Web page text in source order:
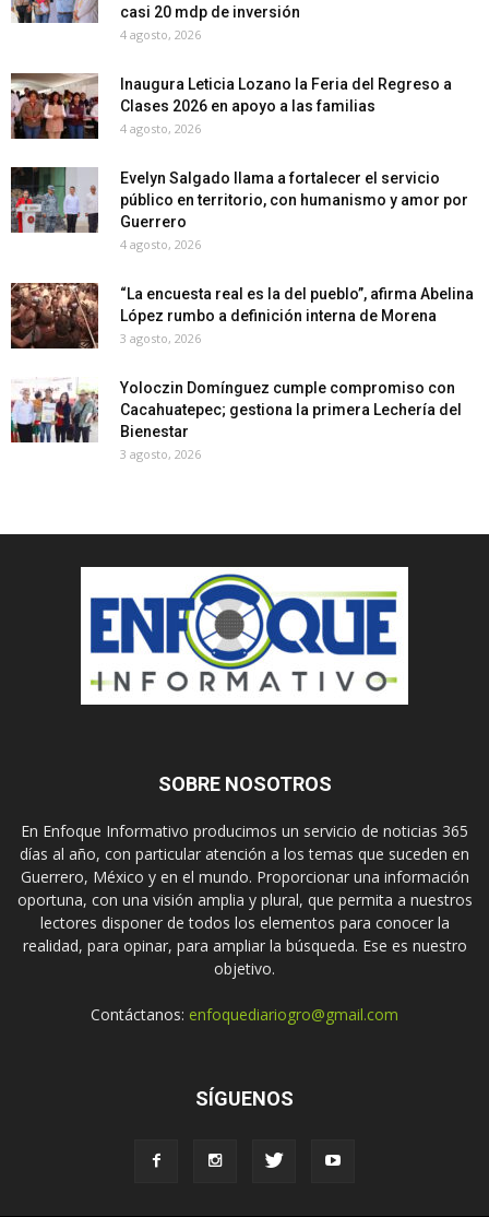
casi 20 mdp de inversión
4 agosto, 2026
Inaugura Leticia Lozano la Feria del Regreso a
Clases 2026 en apoyo a las familias
4 agosto, 2026
Evelyn Salgado llama a fortalecer el servicio
público en territorio, con humanismo y amor por
Guerrero
4 agosto, 2026
“La encuesta real es la del pueblo”, afirma Abelina
López rumbo a definición interna de Morena
3 agosto, 2026
Yoloczin Domínguez cumple compromiso con
Cacahuatepec; gestiona la primera Lechería del
Bienestar
3 agosto, 2026
SOBRE NOSOTROS
En Enfoque Informativo producimos un servicio de noticias 365
días al año, con particular atención a los temas que suceden en
Guerrero, México y en el mundo. Proporcionar una información
oportuna, con una visión amplia y plural, que permita a nuestros
lectores disponer de todos los elementos para conocer la
realidad, para opinar, para ampliar la búsqueda. Ese es nuestro
objetivo.
Contáctanos: enfoquediariogro@gmail.com
SÍGUENOS